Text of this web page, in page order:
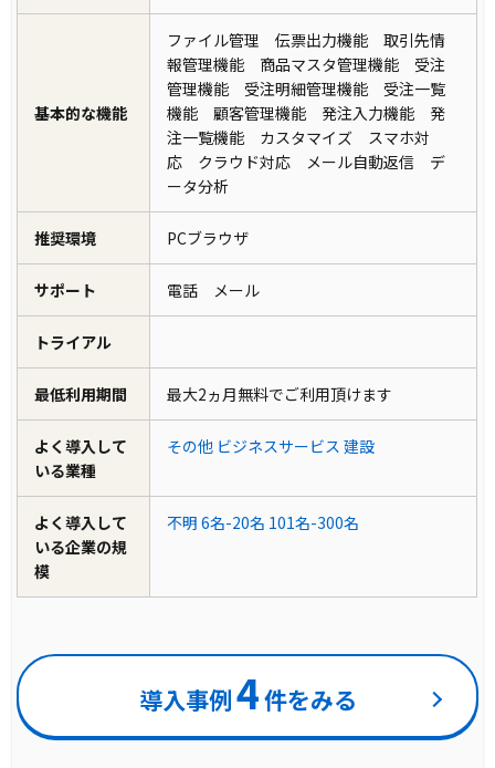
基本的な機能
ファイル管理 伝票出力機能 取引先情
報管理機能 商品マスタ管理機能 受注
管理機能 受注明細管理機能 受注一覧
機能 顧客管理機能 発注入力機能 発
注一覧機能 カスタマイズ スマホ対
応 クラウド対応 メール自動返信 デ
ータ分析
推奨環境 PCブラウザ
サポート 電話 メール
トライアル
最低利用期間 最大2ヵ月無料でご利用頂けます
よく導入して
いる業種
その他 ビジネスサービス 建設
よく導入して
いる企業の規
模
不明 6名-20名 101名-300名
導入事例4件をみる